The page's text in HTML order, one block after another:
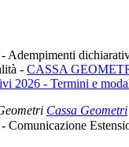
- CASSA
2026 - Termini e
Cassa Geometri